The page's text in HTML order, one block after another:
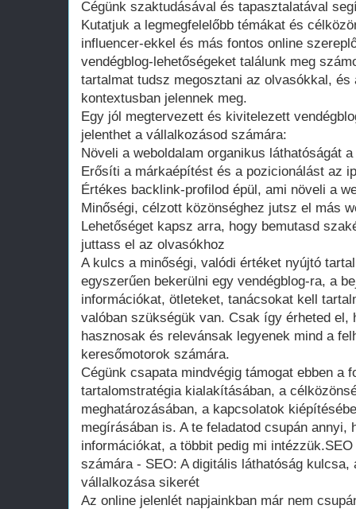
Cégünk szaktudásával és tapasztalatával
Kutatjuk a legmegfelelőbb témákat és
influencer-ekkel és más fontos online
vendégblog-lehetőségeket találunk meg
tartalmat tudsz megosztani az olvasókkal, és
kontextusban jelennek meg.
Egy jól megtervezett és kivitelezett
jelenthet a vállalkozásod számára:
Növeli a weboldalam organikus láthatóságát
Erősíti a márkaépítést és a pozicionálást az
Értékes backlink-profilod épül, ami növeli a
Minőségi, célzott közönséghez jutsz el más
Lehetőséget kapsz arra, hogy bemutasd
juttass el az olvasókhoz
A kulcs a minőségi, valódi értéket nyújtó
egyszerűen bekerülni egy vendégblog-ra, a
információkat, ötleteket, tanácsokat kell
valóban szükségük van. Csak így érheted el,
hasznosak és relevánsak legyenek mind a
keresőmotorok számára.
Cégünk csapata mindvégig támogat ebben a
tartalomstratégia kialakításában, a
meghatározásában, a kapcsolatok
megírásában is. A te feladatod csupán annyi,
információkat, a többit pedig mi
számára - SEO: A digitális láthatóság kulcsa,
vállalkozása sikerét
Az online jelenlét napjainkban már nem